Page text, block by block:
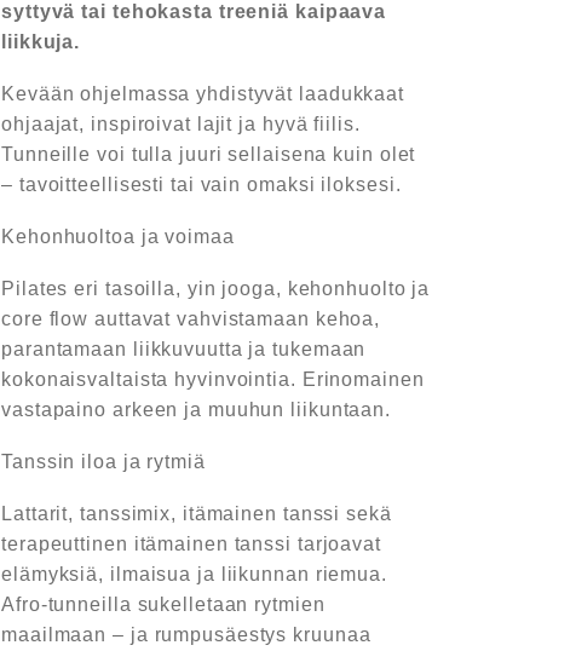
syttyvä tai tehokasta treeniä kaipaava
liikkuja.
Kevään ohjelmassa yhdistyvät laadukkaat
ohjaajat, inspiroivat lajit ja hyvä fiilis.
Tunneille voi tulla juuri sellaisena kuin olet
– tavoitteellisesti tai vain omaksi iloksesi.
Kehonhuoltoa ja voimaa
Pilates eri tasoilla, yin jooga, kehonhuolto ja
core flow auttavat vahvistamaan kehoa,
parantamaan liikkuvuutta ja tukemaan
kokonaisvaltaista hyvinvointia. Erinomainen
vastapaino arkeen ja muuhun liikuntaan.
Tanssin iloa ja rytmiä
Lattarit, tanssimix, itämainen tanssi sekä
terapeuttinen itämainen tanssi tarjoavat
elämyksiä, ilmaisua ja liikunnan riemua.
Afro-tunneilla sukelletaan rytmien
maailmaan – ja rumpusäestys kruunaa